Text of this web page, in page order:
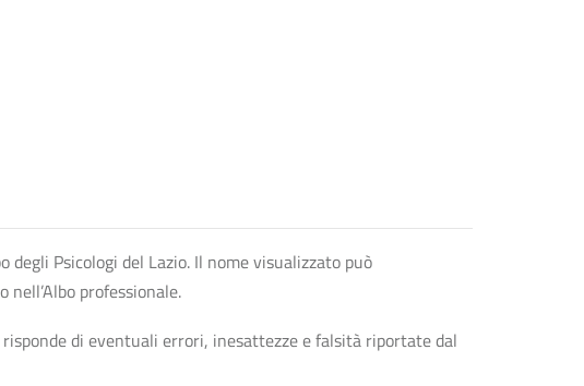
Psicologi del Lazio. Il nome visualizzato può
professionale.
di eventuali errori, inesattezze e falsità riportate dal